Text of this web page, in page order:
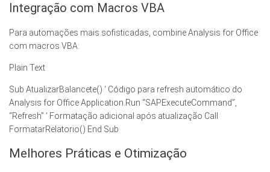
Integração com Macros VBA
Para automações mais sofisticadas, combine Analysis for Office
com macros VBA:
Plain Text
Sub AtualizarBalancete() ‘ Código para refresh automático do
Analysis for Office Application.Run “SAPExecuteCommand”,
“Refresh” ‘ Formatação adicional após atualização Call
FormatarRelatorio() End Sub
Melhores Práticas e Otimização